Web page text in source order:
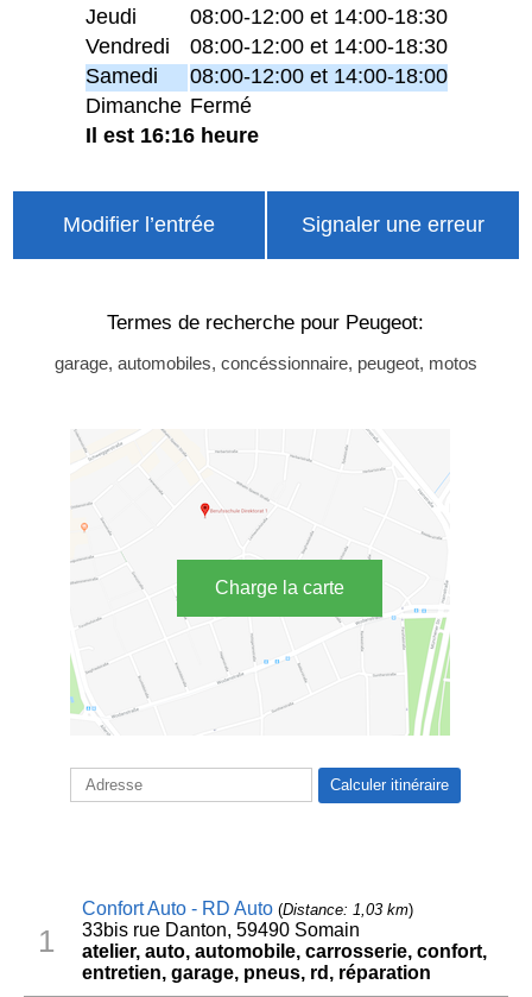
Jeudi
08:00-12:00 et 14:00-18:30
Vendredi
08:00-12:00 et 14:00-18:30
Samedi
08:00-12:00 et 14:00-18:00
Dimanche Fermé
Il est 16:16 heure
Modifier l’entrée Signaler une erreur
Termes de recherche pour Peugeot:
garage, automobiles, concéssionnaire, peugeot, motos
Charge la carte
1
Confort Auto - RD Auto(Distance: 1,03 km)
33bis rue Danton, 59490 Somain
atelier, auto, automobile, carrosserie, confort,
entretien, garage, pneus, rd, réparation